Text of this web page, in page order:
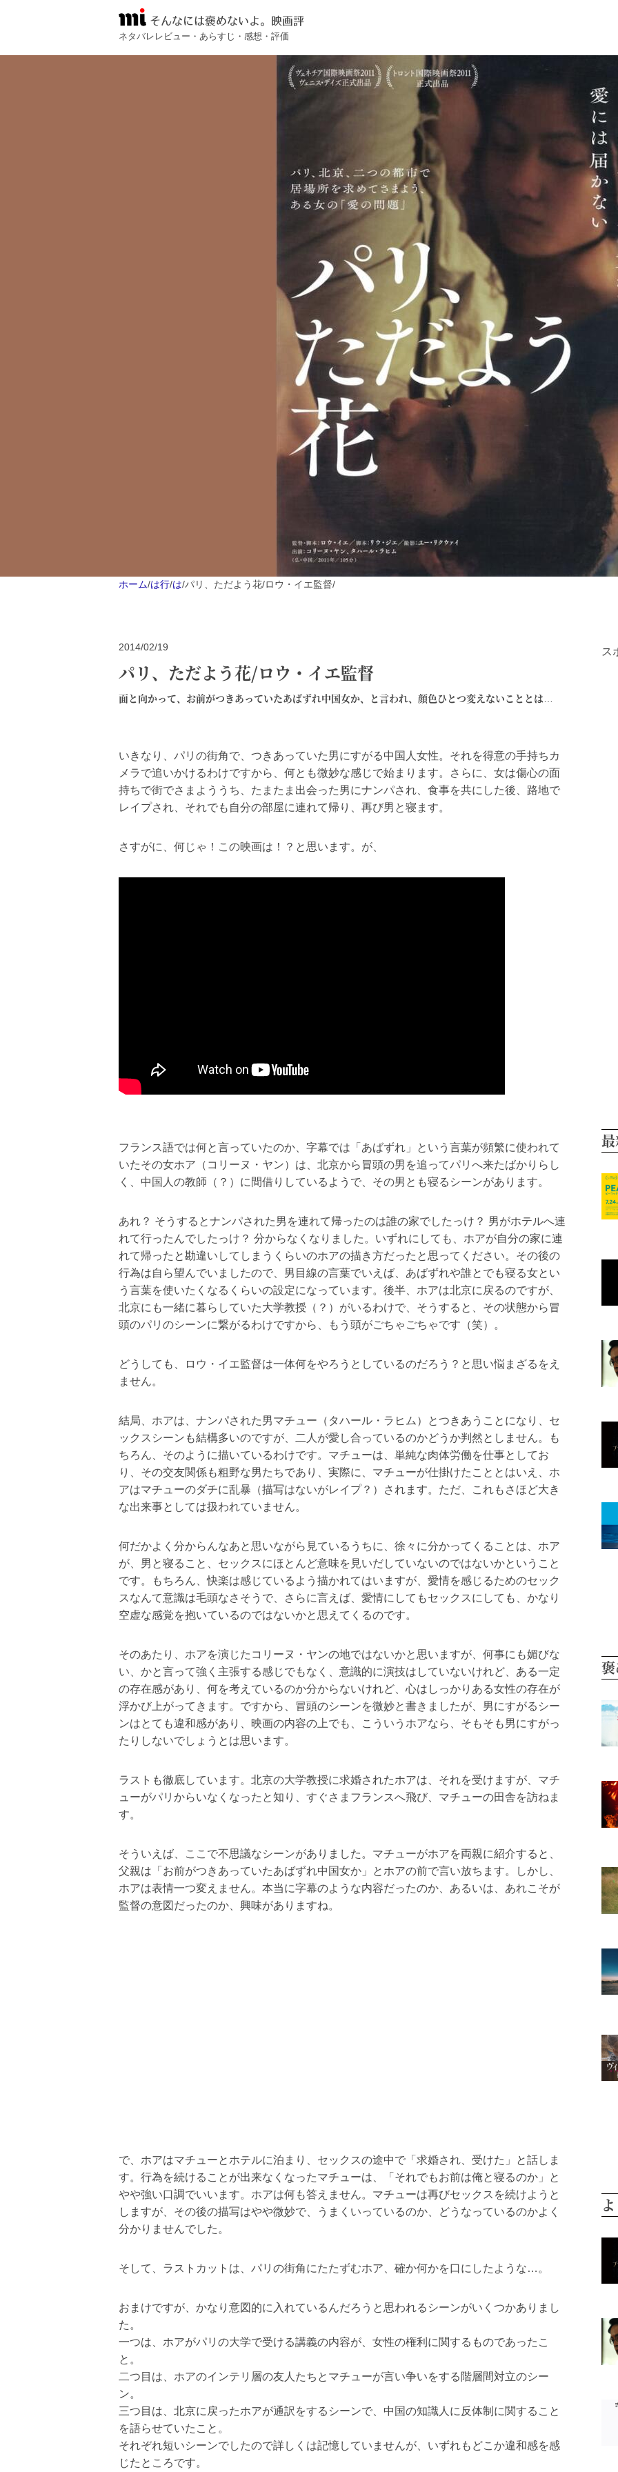
そんなには褒めないよ。映画評
ネタバレレビュー・あらすじ・感想・評価
ホーム/は行/は/パリ、ただよう花/ロウ・イエ監督/
2014/02/19
パリ、ただよう花/ロウ・イエ監督
面と向かって、お前がつきあっていたあばずれ中国女か、と言われ、顔色ひとつ変えないこととは…
いきなり、パリの街角で、つきあっていた男にすがる中国人女性。それを得意の手持ちカ
メラで追いかけるわけですから、何とも微妙な感じで始まります。さらに、女は傷心の面
持ちで街でさまよううち、たまたま出会った男にナンパされ、食事を共にした後、路地で
レイプされ、それでも自分の部屋に連れて帰り、再び男と寝ます。
さすがに、何じゃ！この映画は！？と思います。が、
フランス語では何と言っていたのか、字幕では「あばずれ」という言葉が頻繁に使われて
いたその女ホア（コリーヌ・ヤン）は、北京から冒頭の男を追ってパリへ来たばかりらし
く、中国人の教師（？）に間借りしているようで、その男とも寝るシーンがあります。
あれ？ そうするとナンパされた男を連れて帰ったのは誰の家でしたっけ？ 男がホテルへ連
れて行ったんでしたっけ？ 分からなくなりました。いずれにしても、ホアが自分の家に連
れて帰ったと勘違いしてしまうくらいのホアの描き方だったと思ってください。その後の
行為は自ら望んでいましたので、男目線の言葉でいえば、あばずれや誰とでも寝る女とい
う言葉を使いたくなるくらいの設定になっています。後半、ホアは北京に戻るのですが、
北京にも一緒に暮らしていた大学教授（？）がいるわけで、そうすると、その状態から冒
頭のパリのシーンに繋がるわけですから、もう頭がごちゃごちゃです（笑）。
どうしても、ロウ・イエ監督は一体何をやろうとしているのだろう？と思い悩まざるをえ
ません。
結局、ホアは、ナンパされた男マチュー（タハール・ラヒム）とつきあうことになり、セ
ックスシーンも結構多いのですが、二人が愛し合っているのかどうか判然としません。も
ちろん、そのように描いているわけです。マチューは、単純な肉体労働を仕事としてお
り、その交友関係も粗野な男たちであり、実際に、マチューが仕掛けたこととはいえ、ホ
アはマチューのダチに乱暴（描写はないがレイプ？）されます。ただ、これもさほど大き
な出来事としては扱われていません。
何だかよく分からんなあと思いながら見ているうちに、徐々に分かってくることは、ホア
が、男と寝ること、セックスにほとんど意味を見いだしていないのではないかということ
です。もちろん、快楽は感じているよう描かれてはいますが、愛情を感じるためのセック
スなんて意識は毛頭なさそうで、さらに言えば、愛情にしてもセックスにしても、かなり
空虚な感覚を抱いているのではないかと思えてくるのです。
そのあたり、ホアを演じたコリーヌ・ヤンの地ではないかと思いますが、何事にも媚びな
い、かと言って強く主張する感じでもなく、意識的に演技はしていないけれど、ある一定
の存在感があり、何を考えているのか分からないけれど、心はしっかりある女性の存在が
浮かび上がってきます。ですから、冒頭のシーンを微妙と書きましたが、男にすがるシー
ンはとても違和感があり、映画の内容の上でも、こういうホアなら、そもそも男にすがっ
たりしないでしょうとは思います。
ラストも徹底しています。北京の大学教授に求婚されたホアは、それを受けますが、マチ
ューがパリからいなくなったと知り、すぐさまフランスへ飛び、マチューの田舎を訪ねま
す。
そういえば、ここで不思議なシーンがありました。マチューがホアを両親に紹介すると、
父親は「お前がつきあっていたあばずれ中国女か」とホアの前で言い放ちます。しかし、
ホアは表情一つ変えません。本当に字幕のような内容だったのか、あるいは、あれこそが
監督の意図だったのか、興味がありますね。
で、ホアはマチューとホテルに泊まり、セックスの途中で「求婚され、受けた」と話しま
す。行為を続けることが出来なくなったマチューは、「それでもお前は俺と寝るのか」と
やや強い口調でいいます。ホアは何も答えません。マチューは再びセックスを続けようと
しますが、その後の描写はやや微妙で、うまくいっているのか、どうなっているのかよく
分かりませんでした。
そして、ラストカットは、パリの街角にたたずむホア、確か何かを口にしたような…。
おまけですが、かなり意図的に入れているんだろうと思われるシーンがいくつかありまし
た。
一つは、ホアがパリの大学で受ける講義の内容が、女性の権利に関するものであったこ
と。
二つ目は、ホアのインテリ層の友人たちとマチューが言い争いをする階層間対立のシー
ン。
三つ目は、北京に戻ったホアが通訳をするシーンで、中国の知識人に反体制に関すること
を語らせていたこと。
それぞれ短いシーンでしたので詳しくは記憶していませんが、いずれもどこか違和感を感
じたところです。
ス